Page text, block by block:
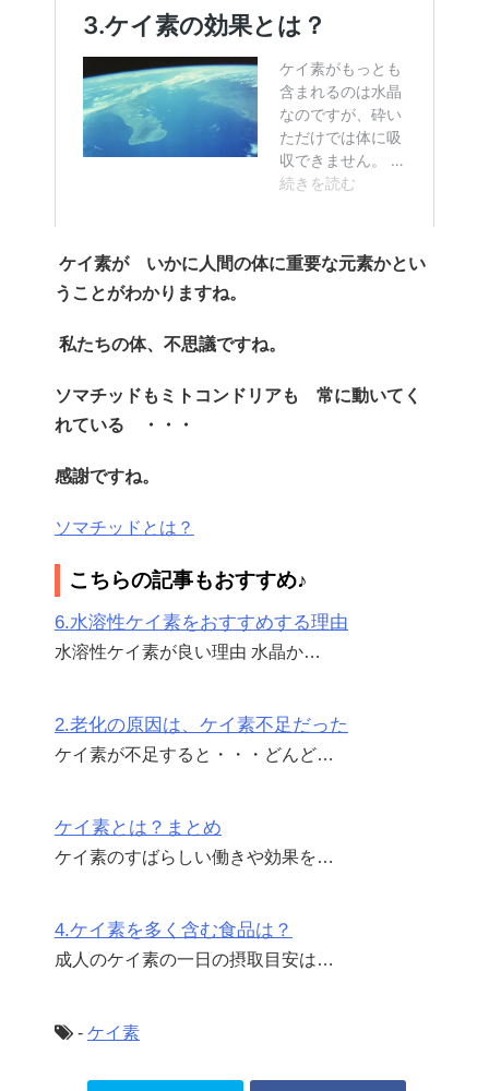
ケイ素が いかに人間の体に重要な元素かとい
うことがわかりますね。
私たちの体、不思議ですね。
ソマチッドもミトコンドリアも 常に動いてく
れている ・・・
感謝ですね。
ソマチッドとは？
こちらの記事もおすすめ♪
6.水溶性ケイ素をおすすめする理由
水溶性ケイ素が良い理由 水晶か…
2.老化の原因は、ケイ素不足だった
ケイ素が不足すると・・・どんど…
ケイ素とは？まとめ
ケイ素のすばらしい働きや効果を…
4.ケイ素を多く含む食品は？
成人のケイ素の一日の摂取目安は…
- ケイ素